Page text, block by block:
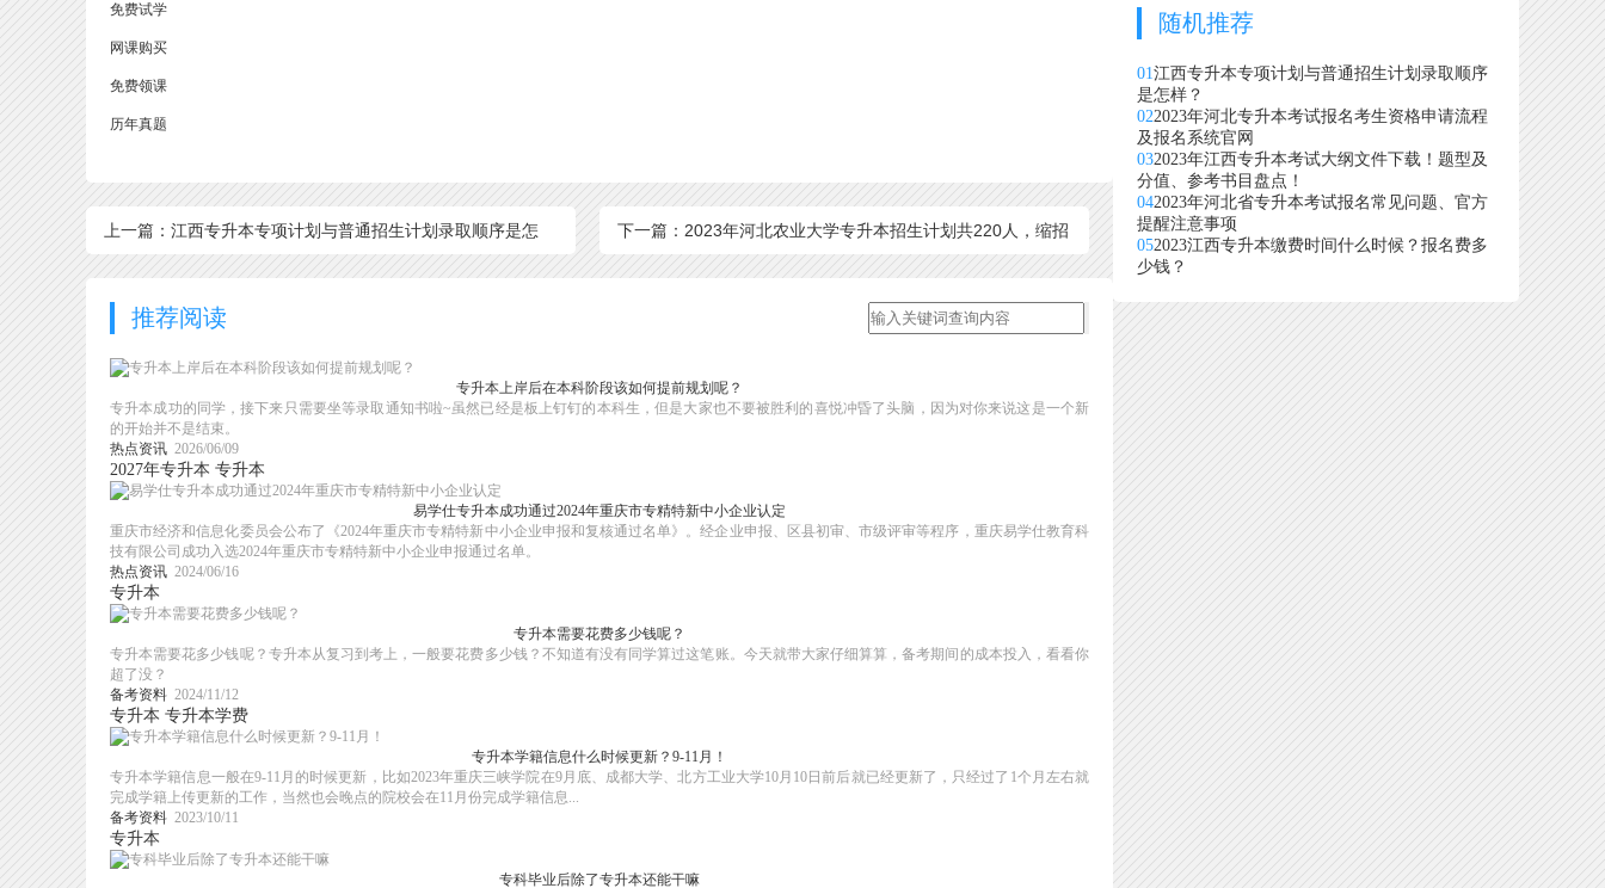
免费试学
网课购买
免费领课
历年真题
上一篇：江西专升本专项计划与普通招生计划录取顺序是怎
样？
下一篇：2023年河北农业大学专升本招生计划共220人，缩招
推荐阅读
专升本上岸后在本科阶段该如何提前规划呢？
专升本成功的同学，接下来只需要坐等录取通知书啦~虽然已经是板上钉钉的本科生，但是大家也不要被胜利的喜悦冲昏了头脑，因为对你来说这是一个新
的开始并不是结束。
热点资讯 2026/06/09
2027年专升本 专升本
易学仕专升本成功通过2024年重庆市专精特新中小企业认定
重庆市经济和信息化委员会公布了《2024年重庆市专精特新中小企业申报和复核通过名单》。经企业申报、区县初审、市级评审等程序，重庆易学仕教育科
技有限公司成功入选2024年重庆市专精特新中小企业申报通过名单。
热点资讯 2024/06/16
专升本
专升本需要花费多少钱呢？
专升本需要花多少钱呢？专升本从复习到考上，一般要花费多少钱？不知道有没有同学算过这笔账。今天就带大家仔细算算，备考期间的成本投入，看看你
超了没？
备考资料 2024/11/12
专升本 专升本学费
专升本学籍信息什么时候更新？9-11月！
专升本学籍信息一般在9-11月的时候更新，比如2023年重庆三峡学院在9月底、成都大学、北方工业大学10月10日前后就已经更新了，只经过了1个月左右就
完成学籍上传更新的工作，当然也会晚点的院校会在11月份完成学籍信息...
备考资料 2023/10/11
专升本
专科毕业后除了专升本还能干嘛
随机推荐
01江西专升本专项计划与普通招生计划录取顺序
是怎样？
022023年河北专升本考试报名考生资格申请流程
及报名系统官网
032023年江西专升本考试大纲文件下载！题型及
分值、参考书目盘点！
042023年河北省专升本考试报名常见问题、官方
提醒注意事项
052023江西专升本缴费时间什么时候？报名费多
少钱？